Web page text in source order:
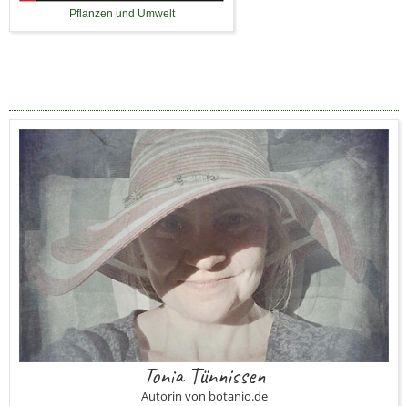
Pflanzen und Umwelt
Tonia Tünnissen
Autorin von botanio.de